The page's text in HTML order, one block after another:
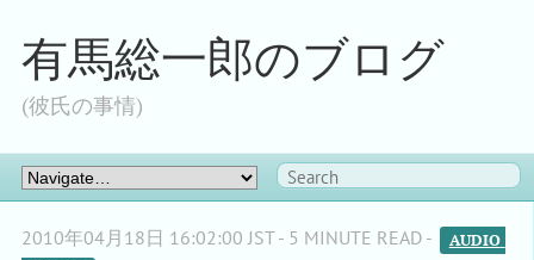
有馬総一郎のブログ
(彼氏の事情)
2010年04月18日 16:02:00 JST - 5 MINUTE READ -
AUDIO